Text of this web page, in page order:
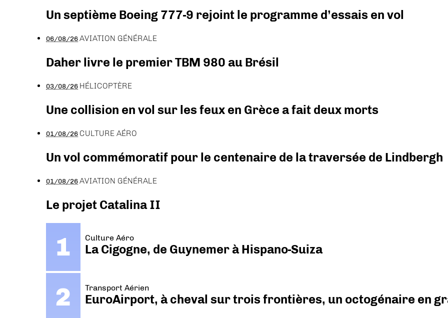
Un septième Boeing 777-9 rejoint le programme d’essais en vol
06/08/26AVIATION GÉNÉRALE
Daher livre le premier TBM 980 au Brésil
03/08/26 HÉLICOPTÈRE
Une collision en vol sur les feux en Grèce a fait deux morts
01/08/26 CULTURE AÉRO
Un vol commémoratif pour le centenaire de la traversée de Lindbergh
01/08/26AVIATION GÉNÉRALE
Le projet Catalina II
Culture Aéro
La Cigogne, de Guynemer à Hispano-Suiza
Transport Aérien
EuroAirport, à cheval sur trois frontières, un octogénaire en